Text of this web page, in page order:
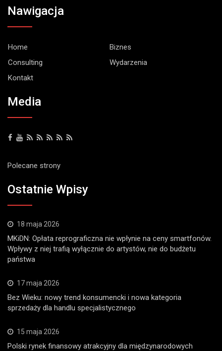
Nawigacja
Home
Biznes
Consulting
Wydarzenia
Kontakt
Media
Polecane strony
Ostatnie Wpisy
18 maja 2026
MKiDN: Opłata reprograficzna nie wpłynie na ceny smartfonów.
Wpływy z niej trafią wyłącznie do artystów, nie do budżetu
państwa
17 maja 2026
Bez Wieku: nowy trend konsumencki i nowa kategoria
sprzedaży dla handlu specjalistycznego
15 maja 2026
Polski rynek finansowy atrakcyjny dla międzynarodowych